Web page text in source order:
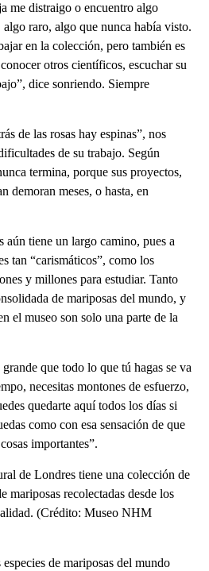
me distraigo o encuentro algo
raro, algo que nunca había visto.
en la colección, pero también es
otros científicos, escuchar su
dice sonriendo. Siempre
de las rosas hay espinas”, nos
de su trabajo. Según
termina, porque sus proyectos,
demoran meses, o hasta, en
aún tiene un largo camino, pues a
tan “carismáticos”, como los
y millones para estudiar. Tanto
de mariposas del mundo, y
el museo son solo una parte de la
que todo lo que tú hagas se va
necesitas montones de esfuerzo,
quedarte aquí todos los días si
como con esa sensación de que
importantes”.
de Londres tiene una colección de
mariposas recolectadas desde los
(Crédito: Museo NHM
de mariposas del mundo